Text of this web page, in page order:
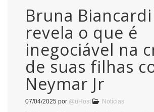
Bruna Biancardi
revela o que é
inegociável na
de suas filhas
Neymar Jr
07/04/2025 por @uHost Notícias